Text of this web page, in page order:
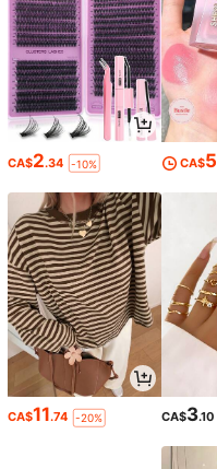
CA$2.34 -10% CA$5
CA$11.74 -20% CA$3.10